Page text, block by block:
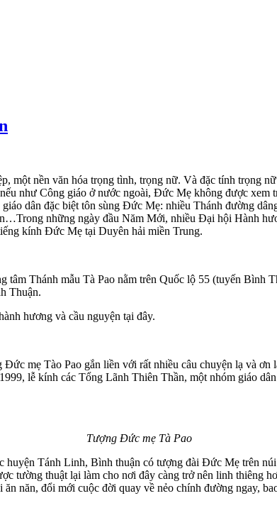
một nền văn hóa trọng tình, trọng nữ. Và đặc tính trọng
như Công giáo ở nước ngoài, Đức Mẹ không được
dân đặc biệt tôn sùng Đức Mẹ: nhiều Thánh đường
những ngày đầu Năm Mới, nhiều Đại hội Hành
kính Đức Mẹ tại Duyên hải miền Trung.
Thánh mẫu Tà Pao nằm trên Quốc lộ 55 (tuyến Bình
Thuận.
hương và cầu nguyện tại đây.
mẹ Tào Pao gắn liền với rất nhiều câu chuyện lạ và ơn
lễ kính các Tổng Lãnh Thiên Thần, một nhóm giáo
Tượng Đức mẹ Tà Pao
huyện Tánh Linh, Bình thuận có tượng đài Đức Mẹ trên
tường thuật lại làm cho nơi đây càng trở nên linh thiêng
năn, đổi mới cuộc đời quay về nẻo chính đường ngay,